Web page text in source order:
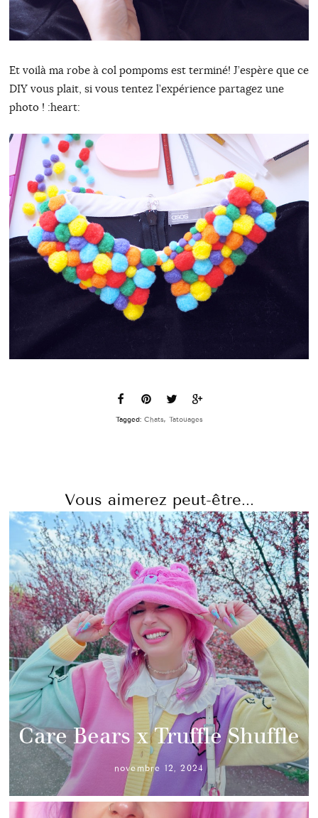
Et voilà ma robe à col pompoms est terminé! J’espère que ce
DIY vous plait, si vous tentez l’expérience partagez une
photo ! :heart:
Tagged: Chats, Tatouages
Vous aimerez peut-être...
Care Bears x Truffle Shuffle
novembre 12, 2024